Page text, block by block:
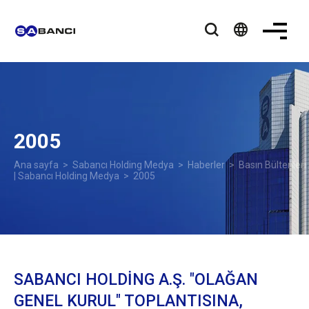
language
2005
Ana sayfa > Sabancı Holding Medya > Haberler> Basın Bültenleri
| Sabancı Holding Medya > 2005
SABANCI HOLDİNG A.Ş. "OLAĞAN
GENEL KURUL" TOPLANTISINA,